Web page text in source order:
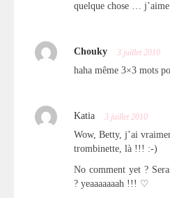
quelque chose … j’aime
Chouky 3 juillet 2010
haha même 3×3 mots
Katia 3 juillet 2010
Wow, Betty, j’ai
trombinette, là !!! :-)
No comment yet ?
? yeaaaaaaah !!! ♡